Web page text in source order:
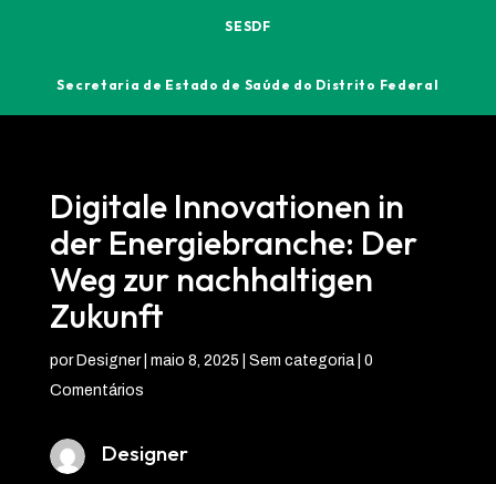
SESDF
Secretaria de Estado de Saúde do Distrito Federal
Digitale Innovationen in
der Energiebranche: Der
Weg zur nachhaltigen
Zukunft
por Designer| maio 8, 2025 | Sem categoria | 0
Comentários
Designer